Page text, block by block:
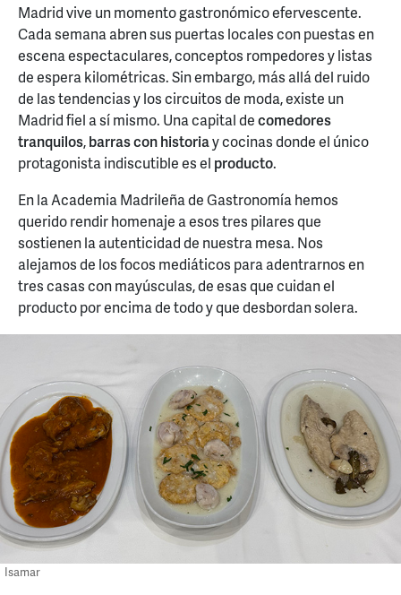
Madrid vive un momento gastronómico efervescente.
Cada semana abren sus puertas locales con puestas en
escena espectaculares, conceptos rompedores y listas
de espera kilométricas. Sin embargo, más allá del ruido
de las tendencias y los circuitos de moda, existe un
Madrid fiel a sí mismo. Una capital decomedores
tranquilos,barras con historiay cocinas donde el único
protagonista indiscutible es el producto.
En la Academia Madrileña de Gastronomía hemos
querido rendir homenaje a esos tres pilares que
sostienen la autenticidad de nuestra mesa. Nos
alejamos de los focos mediáticos para adentrarnos en
tres casas con mayúsculas, de esas que cuidan el
producto por encima de todo y que desbordan solera.
Isamar